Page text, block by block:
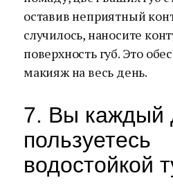
оставив неприятный
случилось, наносите
поверхность губ. Это
макияж на весь день.
7. Вы каждый
пользуетесь
водостойкой